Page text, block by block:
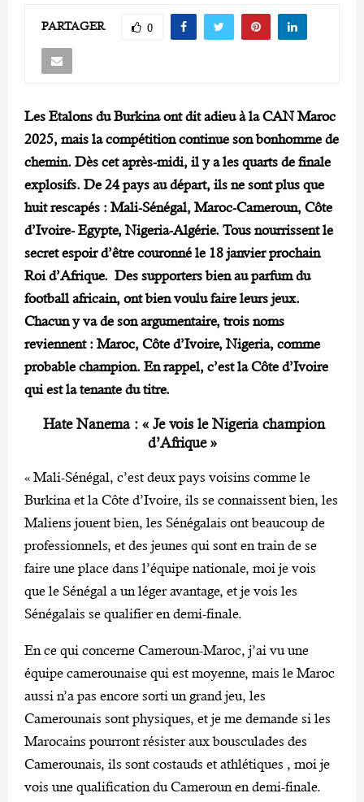
PARTAGER 0
Les Etalons du Burkina ont dit adieu à la CAN Maroc
2025, mais la compétition continue son bonhomme de
chemin. Dès cet après-midi, il y a les quarts de finale
explosifs. De 24 pays au départ, ils ne sont plus que
huit rescapés : Mali-Sénégal, Maroc-Cameroun, Côte
d’Ivoire- Egypte, Nigeria-Algérie. Tous nourrissent le
secret espoir d’être couronné le 18 janvier prochain
Roi d’Afrique. Des supporters bien au parfum du
football africain, ont bien voulu faire leurs jeux.
Chacun y va de son argumentaire, trois noms
reviennent : Maroc, Côte d’Ivoire, Nigeria, comme
probable champion. En rappel, c’est la Côte d’Ivoire
qui est la tenante du titre.
Hate Nanema : « Je vois le Nigeria champion
d’Afrique »
« Mali-Sénégal, c’est deux pays voisins comme le
Burkina et la Côte d’Ivoire, ils se connaissent bien, les
Maliens jouent bien, les Sénégalais ont beaucoup de
professionnels, et des jeunes qui sont en train de se
faire une place dans l’équipe nationale, moi je vois
que le Sénégal a un léger avantage, et je vois les
Sénégalais se qualifier en demi-finale.
En ce qui concerne Cameroun-Maroc, j’ai vu une
équipe camerounaise qui est moyenne, mais le Maroc
aussi n’a pas encore sorti un grand jeu, les
Camerounais sont physiques, et je me demande si les
Marocains pourront résister aux bousculades des
Camerounais, ils sont costauds et athlétiques , moi je
vois une qualification du Cameroun en demi-finale.